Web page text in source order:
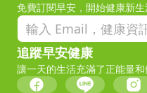
免費訂閱早安，開始健康新生
追蹤早安健康
讓一天的生活充滿了正能量